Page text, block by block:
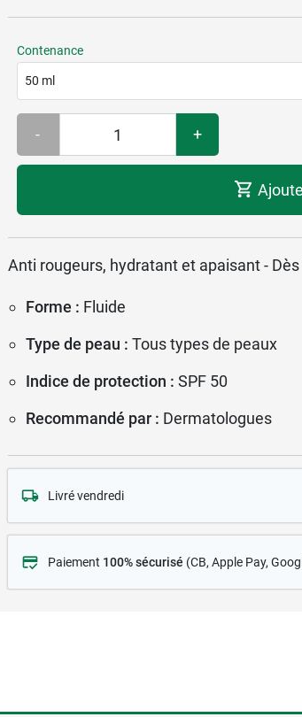
Contenance
50 ml
- +
Anti rougeurs, hydratant et apaisant -
Forme : Fluide
Type de peau : Tous types de peaux
Indice de protection : SPF 50
Recommandé par : Dermatologues
Livré vendredi
Paiement 100% sécurisé (CB, Apple Pay,